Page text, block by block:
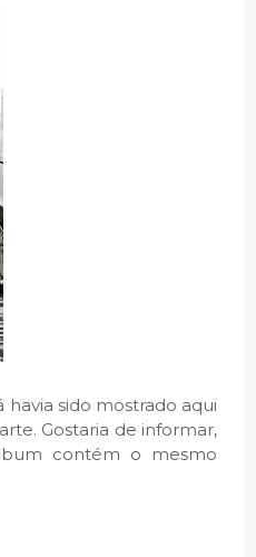
sido mostrado aqui
Gostaria de informar,
contém o mesmo